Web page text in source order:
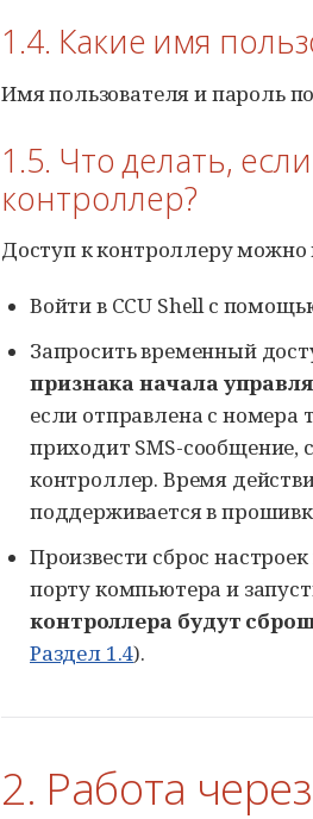
1.4. Какие имя
Имя пользователя и пароль
1.5. Что делать,
контроллер?
Доступ к контроллеру
Войти в CCU Shellс
Запросить временный
признака начала
если отправлена с номера
приходит SMS-
контроллер. Время
поддерживается в
Произвести сброс
порту компьютера и
контроллера будут
Раздел 1.4).
2. Работа